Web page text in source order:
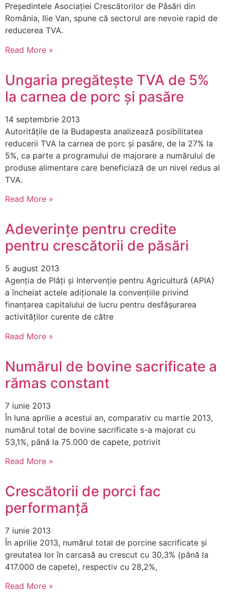
Președintele Asociației Crescătorilor de Păsări din
România, Ilie Van, spune că sectorul are nevoie rapid de
reducerea TVA.
Read More »
Ungaria pregătește TVA de 5%
la carnea de porc și pasăre
14 septembrie 2013
Autorităţile de la Budapesta analizează posibilitatea
reducerii TVA la carnea de porc și pasăre, de la 27% la
5%, ca parte a programului de majorare a numărului de
produse alimentare care beneficiază de un nivel redus al
TVA.
Read More »
Adeverințe pentru credite
pentru crescătorii de păsări
5 august 2013
Agenţia de Plăţi şi Intervenţie pentru Agricultură (APIA)
a încheiat actele adiționale la convențiile privind
finanțarea capitalului de lucru pentru desfășurarea
activităților curente de către
Read More »
Numărul de bovine sacrificate a
rămas constant
7 iunie 2013
În luna aprilie a acestui an, comparativ cu martie 2013,
numărul total de bovine sacrificate s-a majorat cu
53,1%, până la 75.000 de capete, potrivit
Read More »
Crescătorii de porci fac
performanță
7 iunie 2013
În aprilie 2013, numărul total de porcine sacrificate şi
greutatea lor în carcasă au crescut cu 30,3% (până la
417.000 de capete), respectiv cu 28,2%,
Read More »